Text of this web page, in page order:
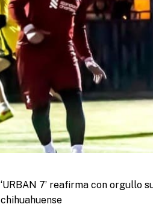
‘URBAN 7’ reafirma con orgullo
chihuahuense